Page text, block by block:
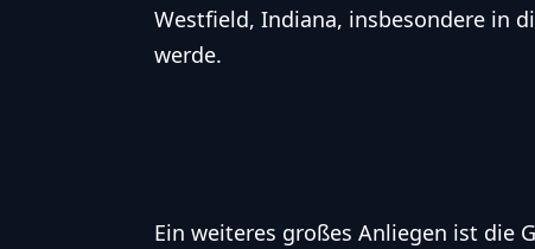
Westfield, Indiana, insbesondere in
werde.
Ein weiteres großes Anliegen ist die